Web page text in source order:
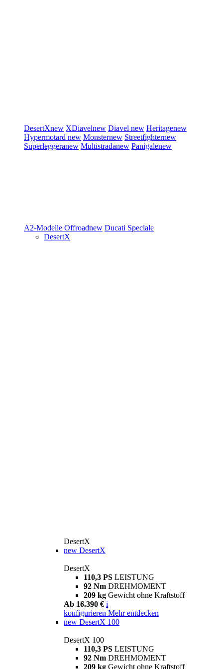
DesertXnew XDiavelnew Diavel new Heritagenew
Hypermotard new Monsternew Streetfighternew
Superleggeranew Multistradanew Panigalenew
A2-Modelle Offroadnew Ducati Speciale
DesertX
DesertX
new DesertX
DesertX
110,3 PS LEISTUNG
92 Nm DREHMOMENT
209 kg Gewicht ohne Kraftstoff
Ab 16.390 € i
konfigurieren Mehr entdecken
new DesertX 100
DesertX 100
110,3 PS LEISTUNG
92 Nm DREHMOMENT
209 kg Gewicht ohne Kraftstoff